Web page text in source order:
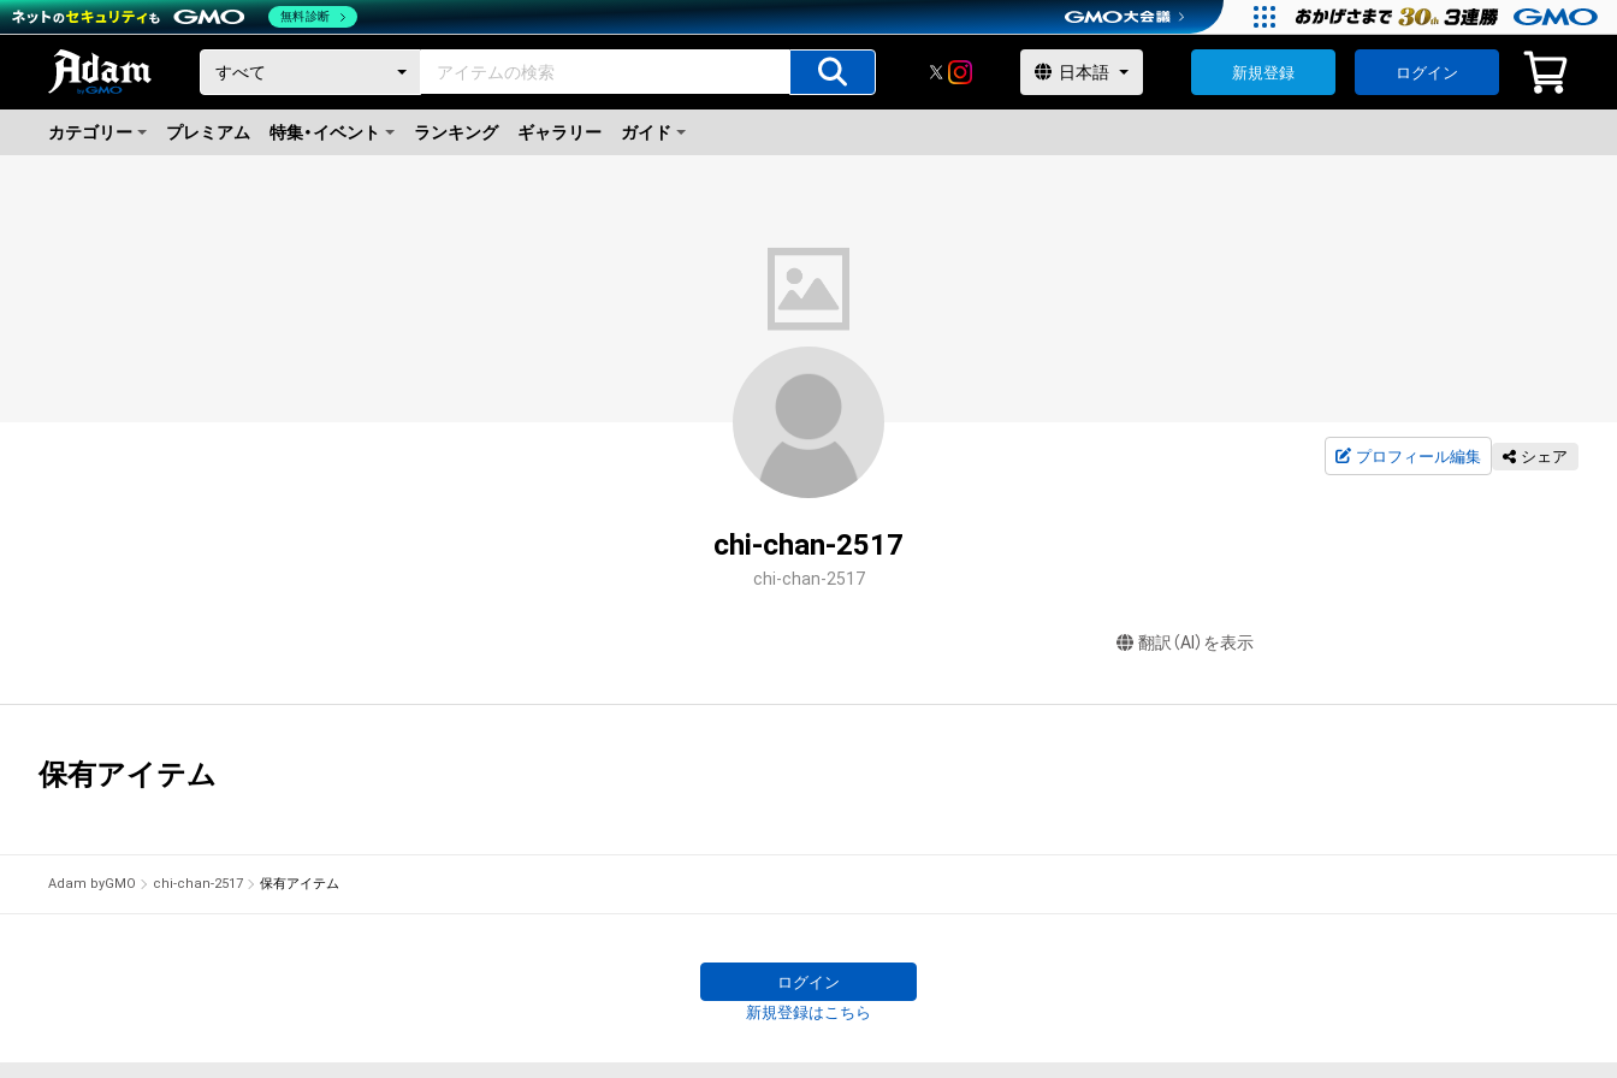
新規登録 ログイン
カテゴリー プレミアム 特集・イベント ランキング ギャラリー ガイド
プロフィール編集 シェア
chi-chan-2517
chi-chan-2517
翻訳（AI）を表示
保有アイテム
Adam byGMO chi-chan-2517 保有アイテム
ログイン
新規登録はこちら
無料診断